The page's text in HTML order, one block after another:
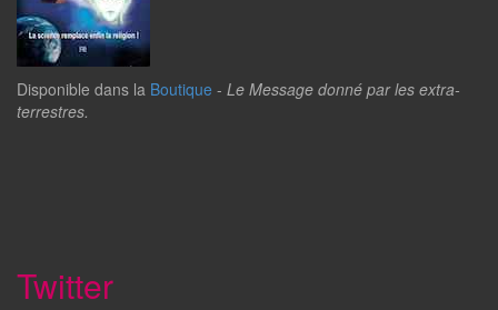
Disponible dans la Boutique - Le Message donné par les extra-
terrestres.
Twitter